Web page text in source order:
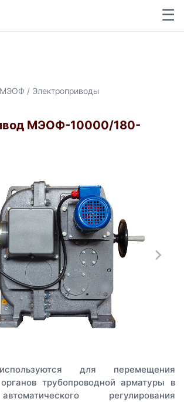
☰
×
/ Электроприводы
МЭОФ-10000/180-
для перемещения
трубопроводной арматуры в
регулирования